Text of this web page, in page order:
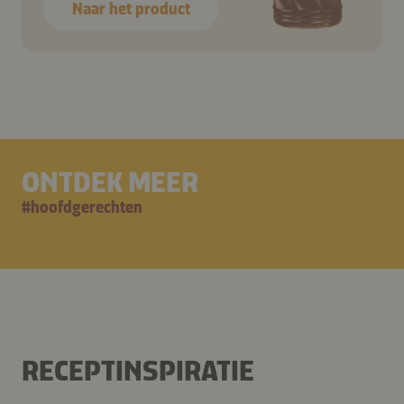
Naar het product
ONTDEK MEER
#hoofdgerechten
RECEPTINSPIRATIE